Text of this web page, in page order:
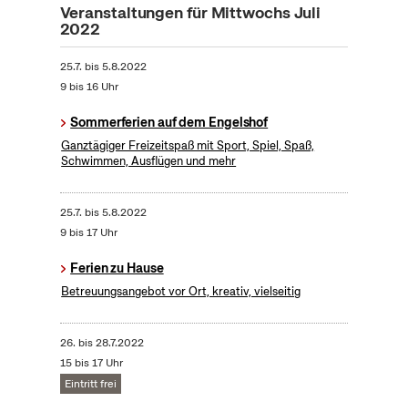
Veranstaltungen für Mittwochs Juli
2022
25.7. bis5.8.2022
9 bis 16 Uhr
Sommerferien auf dem Engelshof
Ganztägiger Freizeitspaß mit Sport, Spiel, Spaß,
Schwimmen, Ausflügen und mehr
25.7. bis5.8.2022
9 bis 17 Uhr
Ferien zu Hause
Betreuungsangebot vor Ort, kreativ, vielseitig
26. bis28.7.2022
15 bis 17 Uhr
Eintritt frei